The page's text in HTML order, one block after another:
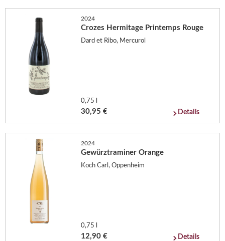
2024
Crozes Hermitage Printemps Rouge
Dard et Ribo, Mercurol
0,75 l
30,95 € Details
2024
Gewürztraminer Orange
Koch Carl, Oppenheim
0,75 l
12,90 € Details